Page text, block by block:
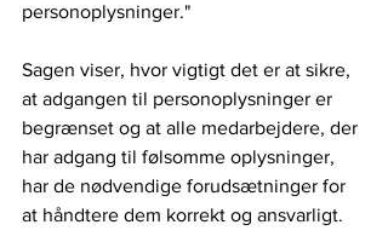
personoplysninger."
Sagen viser, hvor vigtigt det er at sikre,
at adgangen til personoplysninger er
begrænset og at alle medarbejdere, der
har adgang til følsomme oplysninger,
har de nødvendige forudsætninger for
at håndtere dem korrekt og ansvarligt.